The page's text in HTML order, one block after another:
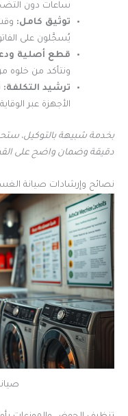
ساعات دون
توثيق كامل:
يُسجَّلون على
قطع أصلية
ونتأكد من خلوه
ترشيد التكلفة:
الأجهزة عبر
بخدمة شبيهة بالتوكيل،
دقيقة وضمان واضح على
نصائح وإرشادات صيانة